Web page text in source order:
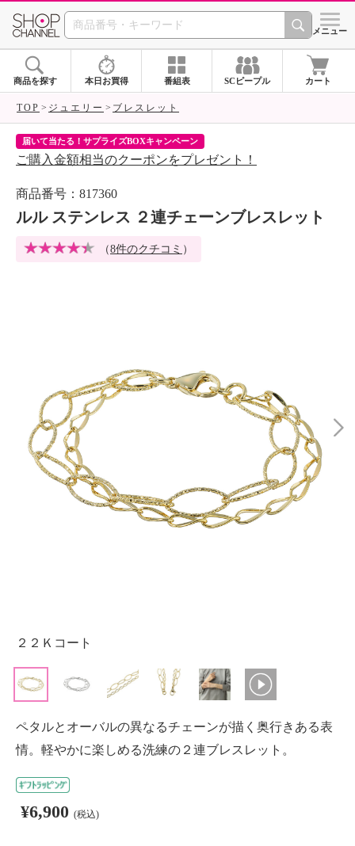
SHOP CHANNEL シメニュー
商品を探す 本日お買得 番組表 SCピープル カート
TOP ジュエリー ブレスレット
届いて当たる！サプライズBOXキャンペーン
ご購入金額相当のクーポンをプレゼント！
商品番号：817360
ルル ステンレス ２連チェーンブレスレット
（8件のクチコミ ）
２２Ｋコート
ペタルとオーバルの異なるチェーンが描く奥行きある表
情。軽やかに楽しめる洗練の２連ブレスレット。
¥6,900 (税込)